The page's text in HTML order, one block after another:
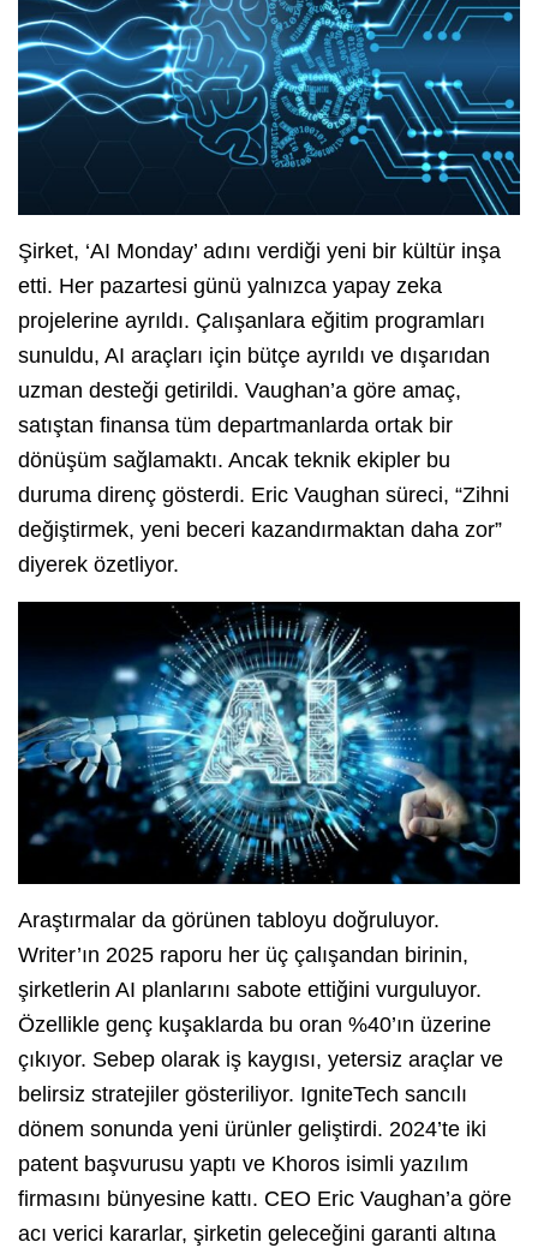
Şirket, ‘AI Monday’ adını verdiği yeni bir kültür inşa
etti. Her pazartesi günü yalnızca yapay zeka
projelerine ayrıldı. Çalışanlara eğitim programları
sunuldu, AI araçları için bütçe ayrıldı ve dışarıdan
uzman desteği getirildi. Vaughan’a göre amaç,
satıştan finansa tüm departmanlarda ortak bir
dönüşüm sağlamaktı. Ancak teknik ekipler bu
duruma direnç gösterdi. Eric Vaughan süreci, “Zihni
değiştirmek, yeni beceri kazandırmaktan daha zor”
diyerek özetliyor.
Araştırmalar da görünen tabloyu doğruluyor.
Writer’ın 2025 raporu her üç çalışandan birinin,
şirketlerin AI planlarını sabote ettiğini vurguluyor.
Özellikle genç kuşaklarda bu oran %40’ın üzerine
çıkıyor. Sebep olarak iş kaygısı, yetersiz araçlar ve
belirsiz stratejiler gösteriliyor. IgniteTech sancılı
dönem sonunda yeni ürünler geliştirdi. 2024’te iki
patent başvurusu yaptı ve Khoros isimli yazılım
firmasını bünyesine kattı. CEO Eric Vaughan’a göre
acı verici kararlar, şirketin geleceğini garanti altına